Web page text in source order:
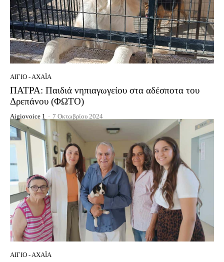
ΑΊΓΙΟ - ΑΧΑΪ́Α
ΠΑΤΡΑ: Παιδιά νηπιαγωγείου στα αδέσποτα του
Δρεπάνου (ΦΩΤΟ)
Aigiovoice 1 - 7 Οκτωβρίου 2024
ΑΊΓΙΟ - ΑΧΑΪ́Α